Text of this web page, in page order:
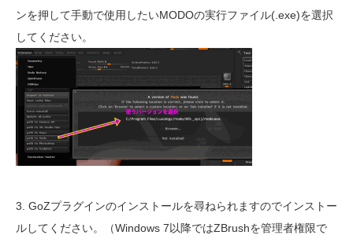
ンを押して手動で使用したいMODOの実行ファイル(.exe)を選択
してください。
3. GoZプラグインのインストールを尋ねられますのでインストー
ルしてください。（Windows 7以降ではZBrushを管理者権限で